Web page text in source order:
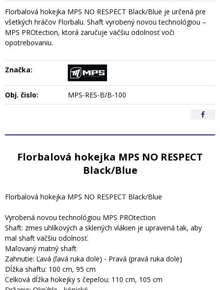
Florbalová hokejka MPS NO RESPECT Black/Blue je určená pre
všetkých hráčov Florbalu. Shaft vyrobený novou technológiou –
MPS PROtection, ktorá zaručuje väčšiu odolnosť voči
opotrebovaniu.
Značka:
Obj. čislo: MPS-RES-B/B-100
Florbalová hokejka MPS NO RESPECT
Black/Blue
Florbalová hokejka MPS NO RESPECT Black/Blue
Vyrobená novou technológiou MPS PROtection
Shaft: zmes uhlíkových a sklených vlákien je upravená tak, aby
mal shaft väčšiu odolnosť.
Maľovaný matný shaft
Zahnutie: Ľavá (ľavá ruka dole) - Pravá (pravá ruka dole)
Dĺžka shaftu: 100 cm, 95 cm
Celková dĺžka hokejky s čepeľou: 110 cm, 105 cm